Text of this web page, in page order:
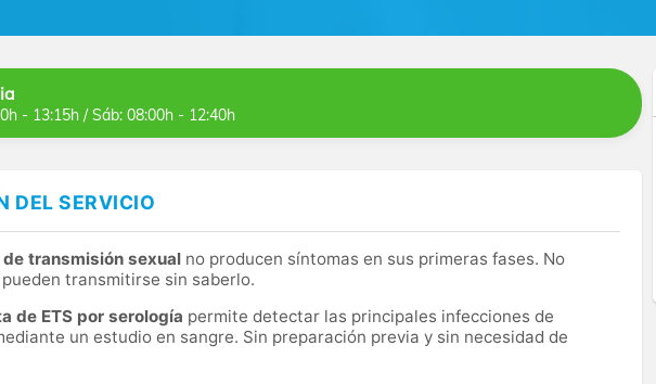
- 13:15h / Sáb: 08:00h - 12:40h
DEL SERVICIO
transmisión sexual no producen síntomas en sus primeras fases. No
transmitirse sin saberlo.
de ETS por serología permite detectar las principales infecciones de
un estudio en sangre. Sin preparación previa y sin necesidad de